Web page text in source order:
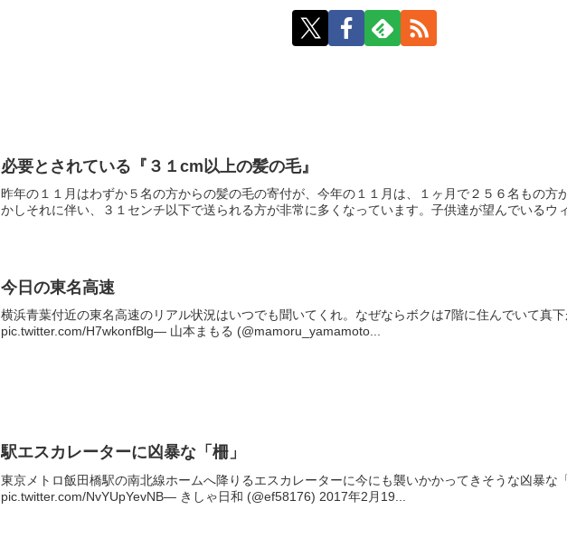
必要とされている『３１cm以上の髪の毛』
昨年の１１月はわずか５名の方からの髪の毛の寄付が、今年の１１月は、１ヶ月で２５６名もの
かしそれに伴い、３１センチ以下で送られる方が非常に多くなっています。子供達が望んでいるウ
今日の東名高速
横浜青葉付近の東名高速のリアル状況はいつでも聞いてくれ。なぜならボクは7階に住んでいて真
pic.twitter.com/H7wkonfBlg— 山本まもる (@mamoru_yamamoto...
駅エスカレーターに凶暴な「柵」
東京メトロ飯田橋駅の南北線ホームへ降りるエスカレーターに今にも襲いかかってきそうな凶暴
pic.twitter.com/NvYUpYevNB— きしゃ日和 (@ef58176) 2017年2月19...